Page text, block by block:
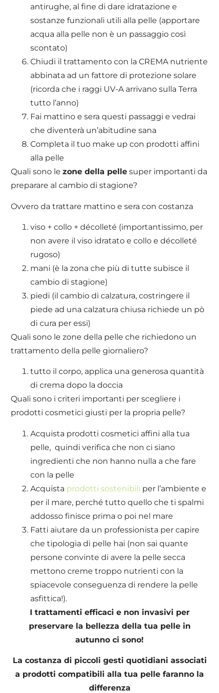
antirughe, al fine di dare idratazione e
sostanze funzionali utili alla pelle (apportare
acqua alla pelle non è un passaggio così
scontato)
Chiudi il trattamento con la CREMA nutriente
abbinata ad un fattore di protezione solare
(ricorda che i raggi UV-A arrivano sulla Terra
tutto l’anno)
Fai mattino e sera questi passaggi e vedrai
che diventerà un’abitudine sana
Completa il tuo make up con prodotti affini
alla pelle
Quali sono lezone della pelle super importanti da
preparare al cambio di stagione?
Ovvero da trattare mattino e sera con costanza
viso + collo + décolleté (importantissimo, per
non avere il viso idratato e collo e décolleté
rugoso)
mani (è la zona che più di tutte subisce il
cambio di stagione)
piedi (il cambio di calzatura, costringere il
piede ad una calzatura chiusa richiede un pò
di cura per essi)
Quali sono le zone della pelle che richiedono un
trattamento della pelle giornaliero?
tutto il corpo, applica una generosa quantità
di crema dopo la doccia
Quali sono i criteri importanti per scegliere i
prodotti cosmetici giusti per la propria pelle?
Acquista prodotti cosmetici affini alla tua
pelle, quindi verifica che non ci siano
ingredienti che non hanno nulla a che fare
con la pelle
Acquista prodotti sostenibili per l’ambiente e
per il mare, perché tutto quello che ti spalmi
addosso finisce prima o poi nel mare
Fatti aiutare da un professionista per capire
che tipologia di pelle hai (non sai quante
persone convinte di avere la pelle secca
mettono creme troppo nutrienti con la
spiacevole conseguenza di rendere la pelle
asfittica!).
I trattamenti efficaci e non invasivi per
preservare la bellezza della tua pelle in
autunno ci sono!
La costanza di piccoli gesti quotidiani associati
a prodotti compatibili alla tua pelle faranno la
differenza